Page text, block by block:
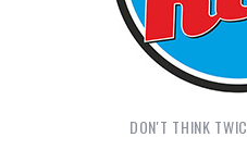
DON'T THINK